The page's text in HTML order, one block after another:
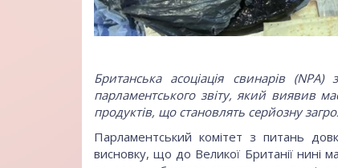
Британська асоціація свинарів
парламентського звіту, який виявив
продуктів, що становлять серйозну
Парламентський комітет з питань
висновку, що до Великої Британії нині